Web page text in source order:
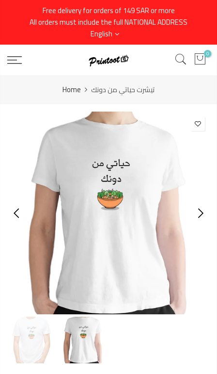
Free delivery for orders of 149 SAR or more
All orders must include the full NATIONAL ADDRESS
English
0
Home تيشرت حياتي من دونك